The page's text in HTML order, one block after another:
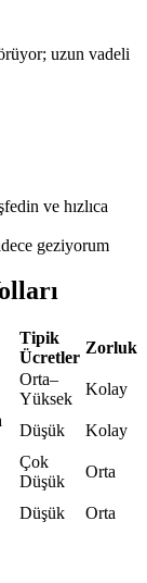
uzun vadeli
ve hızlıca
geziyorum
Tipik
Ücretler
Zorluk
Orta–
Yüksek
Kolay
Düşük
Kolay
Çok
Düşük
Orta
Düşük Orta